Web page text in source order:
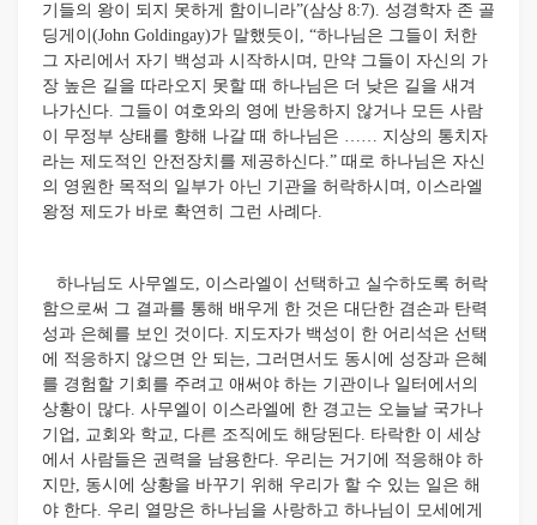
기들의 왕이 되지 못하게 함이니라”(삼상 8:7). 성경학자 존 골
딩게이(John Goldingay)가 말했듯이, “하나님은 그들이 처한
그 자리에서 자기 백성과 시작하시며, 만약 그들이 자신의 가
장 높은 길을 따라오지 못할 때 하나님은 더 낮은 길을 새겨
나가신다. 그들이 여호와의 영에 반응하지 않거나 모든 사람
이 무정부 상태를 향해 나갈 때 하나님은 …… 지상의 통치자
라는 제도적인 안전장치를 제공하신다.” 때로 하나님은 자신
의 영원한 목적의 일부가 아닌 기관을 허락하시며, 이스라엘
왕정 제도가 바로 확연히 그런 사례다.
하나님도 사무엘도, 이스라엘이 선택하고 실수하도록 허락
함으로써 그 결과를 통해 배우게 한 것은 대단한 겸손과 탄력
성과 은혜를 보인 것이다. 지도자가 백성이 한 어리석은 선택
에 적응하지 않으면 안 되는, 그러면서도 동시에 성장과 은혜
를 경험할 기회를 주려고 애써야 하는 기관이나 일터에서의
상황이 많다. 사무엘이 이스라엘에 한 경고는 오늘날 국가나
기업, 교회와 학교, 다른 조직에도 해당된다. 타락한 이 세상
에서 사람들은 권력을 남용한다. 우리는 거기에 적응해야 하
지만, 동시에 상황을 바꾸기 위해 우리가 할 수 있는 일은 해
야 한다. 우리 열망은 하나님을 사랑하고 하나님이 모세에게